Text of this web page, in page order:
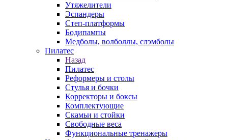
Утяжелители
Эспандеры
Степ-платформы
Бодипампы
Медболы, волболлы, слэмболы
Пилатес
Назад
Пилатес
Реформеры и столы
Стулья и бочки
Корректоры и боксы
Комплектующие
Скамьи и стойки
Свободные веса
Функциональные тренажеры